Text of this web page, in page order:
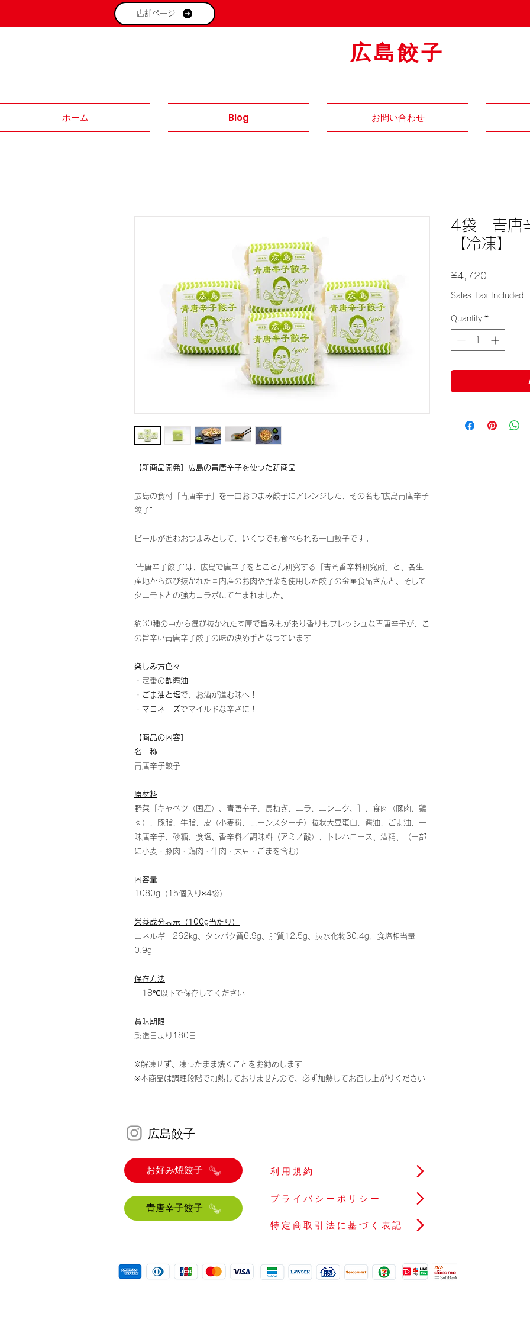
店舗ページ
広島餃子
ホーム Blog お問い合わせ
【新商品開発】広島の青唐辛子を使った新商品
広島の食材「青唐辛子」を一口おつまみ餃子にアレンジした、その名も”広島青唐辛子
餃子”
ビールが進むおつまみとして、いくつでも食べられる一口餃子です。
”青唐辛子餃子”は、広島で唐辛子をとことん研究する「吉岡香辛料研究所」と、各生
産地から選び抜かれた国内産のお肉や野菜を使用した餃子の金星食品さんと、そして
タニモトとの強力コラボにて生まれました。
約30種の中から選び抜かれた肉厚で旨みもがあり香りもフレッシュな青唐辛子が、こ
の旨辛い青唐辛子餃子の味の決め手となっています！
楽しみ方色々
・定番の酢醤油 ！
・ ごま油と塩で、お酒が進む味へ！
・ マヨネーズでマイルドな辛さに！
【商品の内容】
名 称
青唐辛子餃子
原材料
野菜［キャベツ（国産）、青唐辛子、長ねぎ、ニラ、ニンニク、］、食肉（豚肉、鶏
肉）、豚脂、牛脂、皮（小麦粉、コーンスターチ）粒状大豆蛋白、醤油、ごま油、一
味唐辛子、砂糖、食塩、香辛料／調味料（アミノ酸）、トレハロース、酒精、（一部
に小麦・豚肉・鶏肉・牛肉・大豆・ごまを含む）
内容量
1080g（15個入り×4袋）
栄養成分表示（100g当たり）
エネルギー262kg、タンパク質6.9g、脂質12.5g、炭水化物30.4g、食塩相当量
0.9g
保存方法
－18℃以下で保存してください
賞味期限
製造日より180日
※解凍せず、凍ったまま焼くことをお勧めします
※本商品は調理段階で加熱しておりませんので、必ず加熱してお召し上がりください
4袋 青唐
【冷凍】
¥4,720
Sales Tax Included
Quantity *
​広島餃子
お好み焼餃子
青唐辛子餃子
利用規約
プライバシーポリシー
特定商取引法に基づく表記